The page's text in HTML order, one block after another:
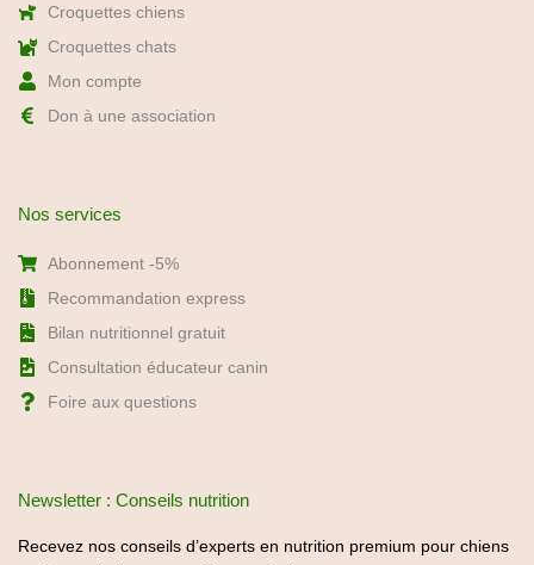
Croquettes chiens
Croquettes chats
Mon compte
Don à une association
Nos services
Abonnement -5%
Recommandation express
Bilan nutritionnel gratuit
Consultation éducateur canin
Foire aux questions
Newsletter : Conseils nutrition
Recevez nos conseils d’experts en nutrition premium pour chiens